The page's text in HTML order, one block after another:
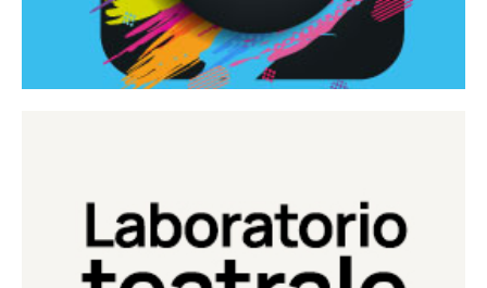
Laboratorio di teatro del Teatro Eduardo de Filippo
Continua